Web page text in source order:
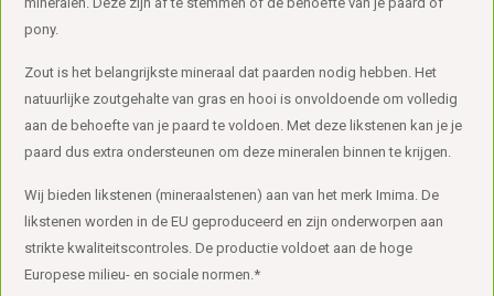
pony.
Zout is het belangrijkste mineraal dat paarden nodig hebben. Het
natuurlijke zoutgehalte van gras en hooi is onvoldoende om volledig
aan de behoefte van je paard te voldoen. Met deze likstenen kan je je
paard dus extra ondersteunen om deze mineralen binnen te krijgen.
Wij bieden likstenen (mineraalstenen) aan van het merk Imima. De
likstenen worden in de EU geproduceerd en zijn onderworpen aan
strikte kwaliteitscontroles. De productie voldoet aan de hoge
Europese milieu- en sociale normen.*